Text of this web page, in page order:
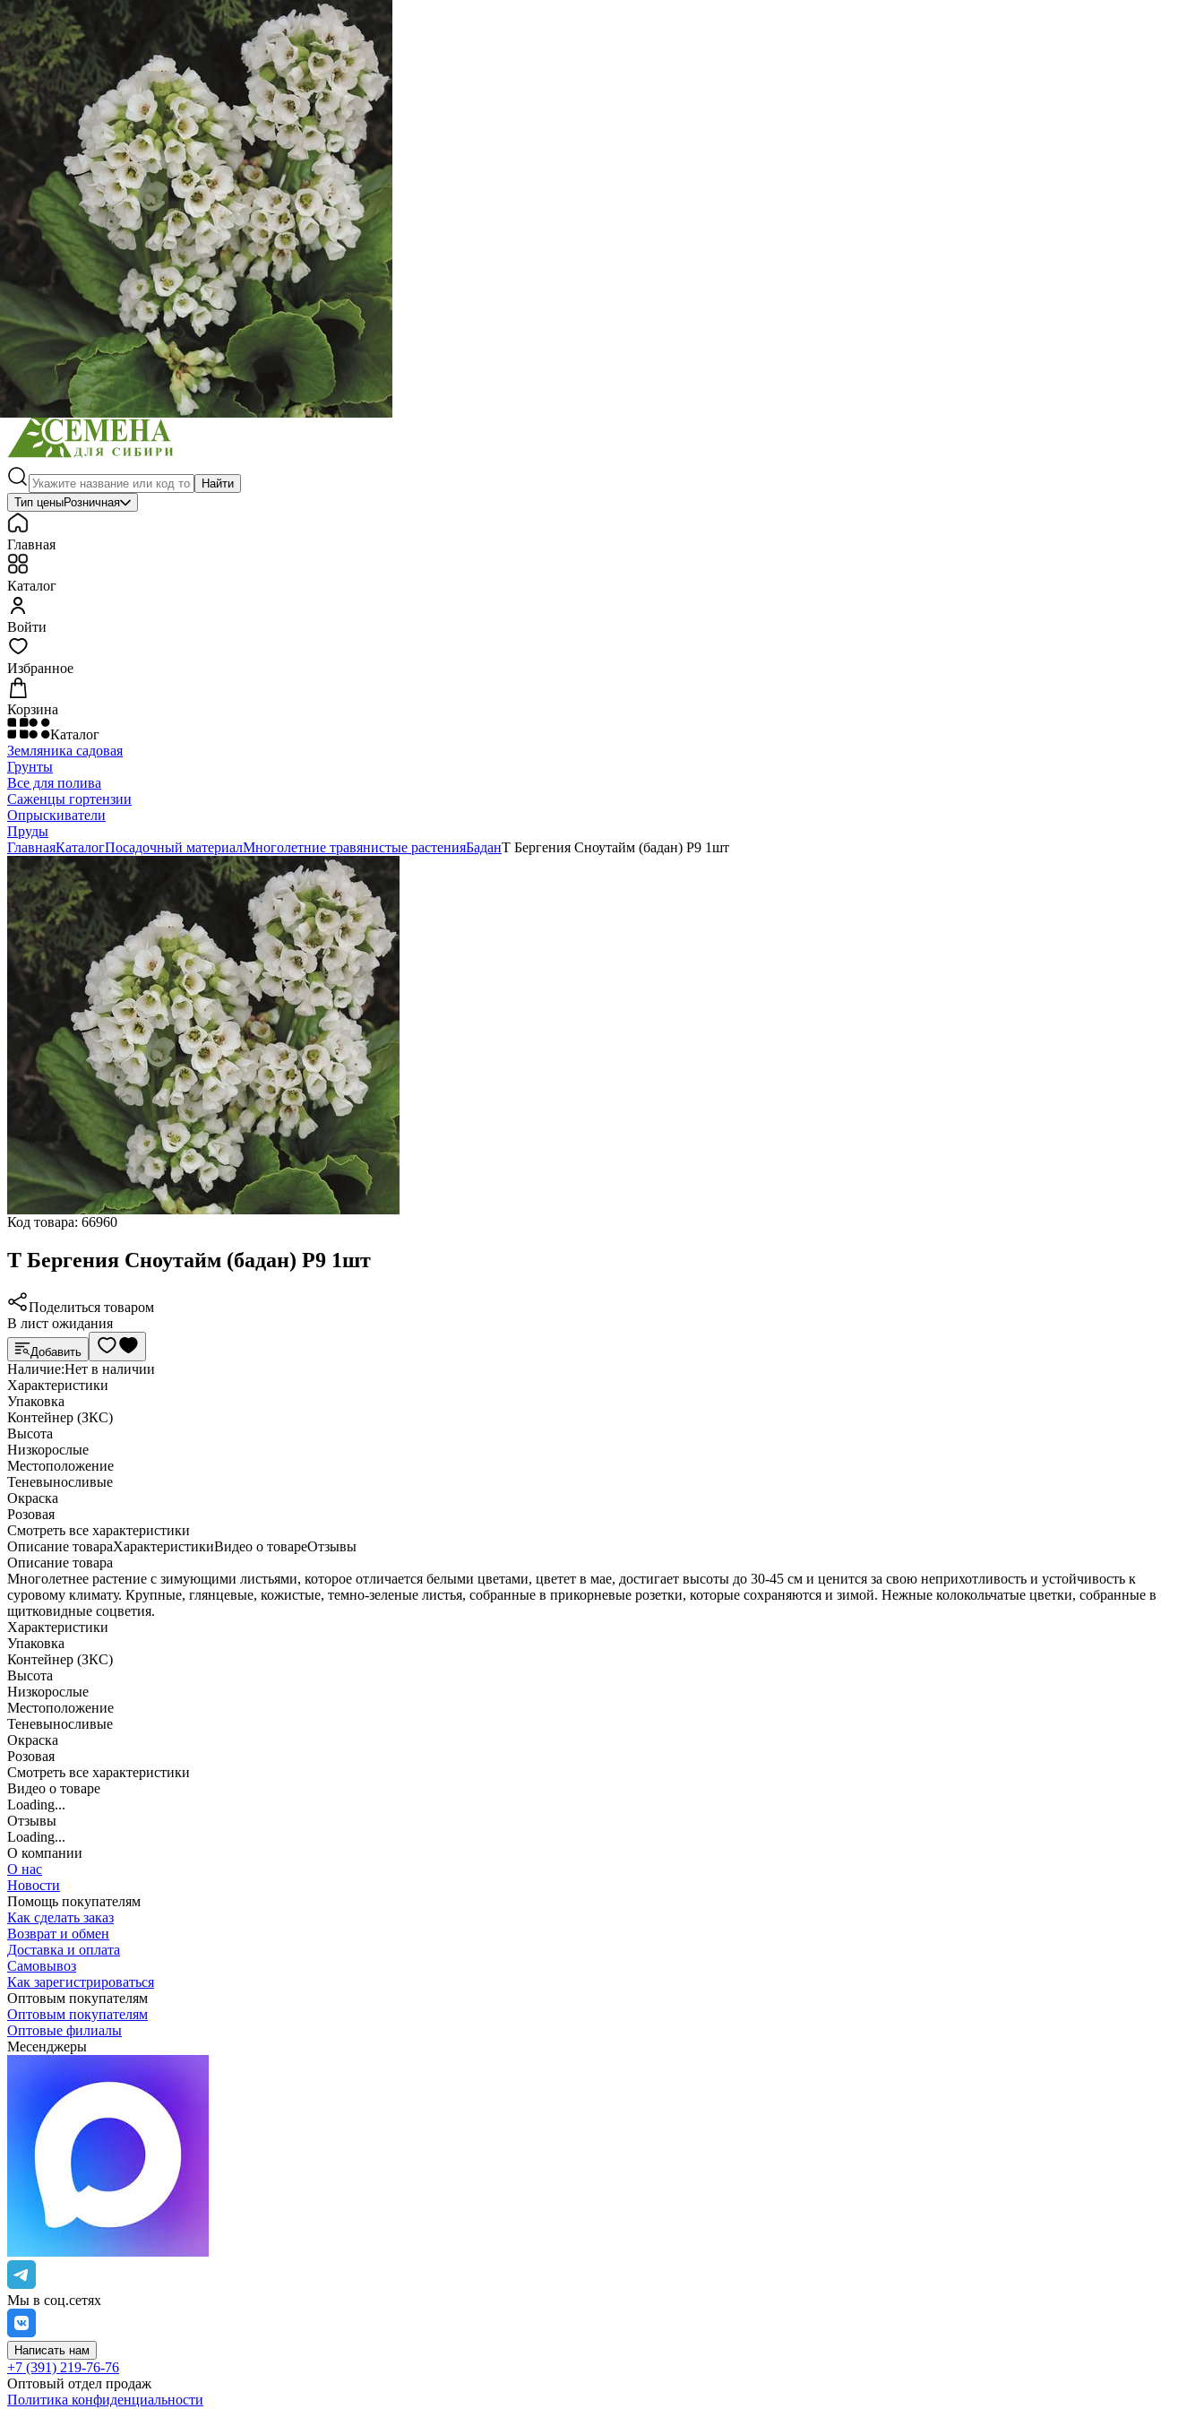
Выберите город
Обратный звонок Заказать обратный звонок
Каталог
Семена
Грунты
Газонные травы, сидераты
Горшки, рассадники, аксессуары
Посадочный материал
Садовый инструмент, инвентарь
Консервирование
Средства защиты, удобрения, добавки, химия
Обустройство сада, декор
Найти
Тип ценыРозничная
Главная
Каталог
Войти
Избранное
Корзина
Каталог
Земляника садовая
Грунты
Все для полива
Саженцы гортензии
Опрыскиватели
Пруды
ГлавнаяКаталогПосадочный материалМноголетние травянистые растенияБаданТ Бергения Сноутайм (бадан) Р9 1шт
Код товара: 66960
Т Бергения Сноутайм (бадан) Р9 1шт
Поделиться товаром
В лист ожидания
Добавить
Наличие:Нет в наличии
Характеристики
Упаковка
Контейнер (ЗКС)
Высота
Низкорослые
Местоположение
Теневыносливые
Окраска
Розовая
Cмотреть все характеристики
Описание товараХарактеристикиВидео о товареОтзывы
Описание товара
Многолетнее растение с зимующими листьями, которое отличается белыми цветами, цветет в мае, достигает высоты до 30-45 см и ценится за свою неприхотливость и устойчивость к
суровому климату. Крупные, глянцевые, кожистые, темно-зеленые листья, собранные в прикорневые розетки, которые сохраняются и зимой. Нежные колокольчатые цветки, собранные в
щитковидные соцветия.
Характеристики
Упаковка
Контейнер (ЗКС)
Высота
Низкорослые
Местоположение
Теневыносливые
Окраска
Розовая
Cмотреть все характеристики
Видео о товаре
Loading...
Отзывы
Loading...
О компании
О нас
Новости
Помощь покупателям
Как сделать заказ
Возврат и обмен
Доставка и оплата
Самовывоз
Как зарегистрироваться
Оптовым покупателям
Оптовым покупателям
Оптовые филиалы
Месенджеры
Мы в соц.сетях
Написать нам
+7 (391) 219-76-76
Оптовый отдел продаж
Политика конфиденциальности